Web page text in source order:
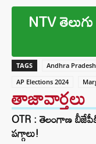
NTV తెలుగు
TAGS Andhra Pradesh
AP Elections 2024
తాజావార్తలు
OTR : తెలంగాణ
పగ్గాలు!